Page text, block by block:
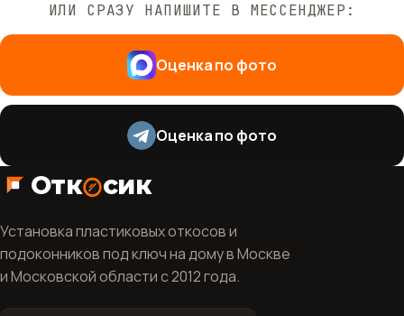
ИЛИ СРАЗУ НАПИШИТЕ В МЕССЕНДЖЕР:
Оценка по фото
Оценка по фото
Отк сик
Установка пластиковых откосов и
подоконников под ключ на дому в Москве
и Московской области с 2012 года.